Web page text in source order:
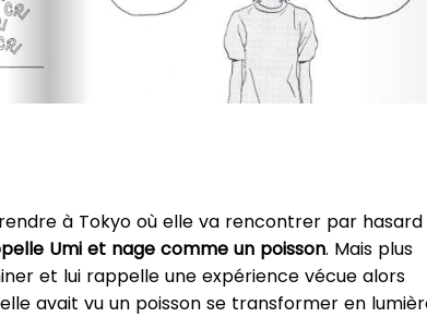
à Tokyo où elle va rencontrer par hasard
Umi et nage comme un poisson. Mais plus
et lui rappelle une expérience vécue alors
avait vu un poisson se transformer en